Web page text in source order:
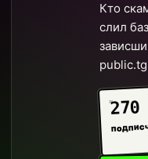
Кто
слил
270